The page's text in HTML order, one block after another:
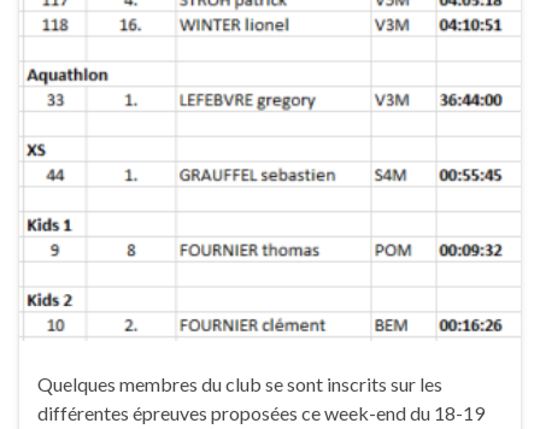
Quelques membres du club se sont inscrits sur les
différentes épreuves proposées ce week-end du 18-19